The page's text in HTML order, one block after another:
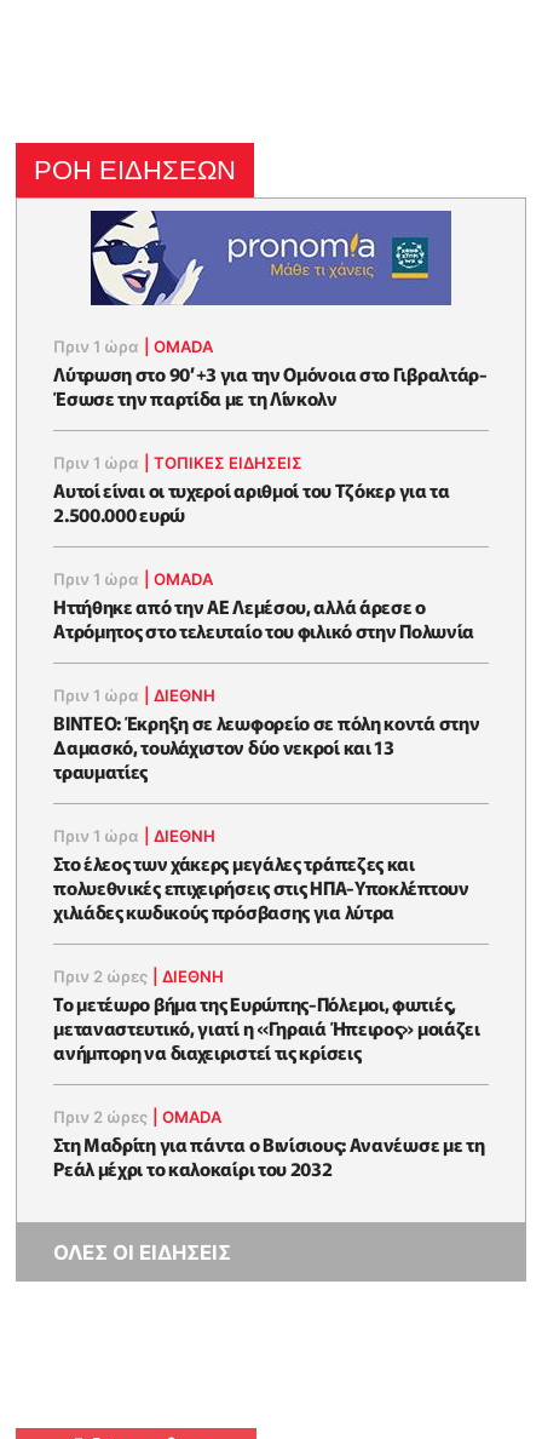
ΡΟΗ ΕΙΔΗΣΕΩΝ
Πριν 1 ώρα |OMADA
Λύτρωση στο 90’+3 για την Ομόνοια στο Γιβραλτάρ-
Έσωσε την παρτίδα με τη Λίνκολν
Πριν 1 ώρα |ΤΟΠΙΚΕΣ ΕΙΔΗΣΕΙΣ
Αυτοί είναι οι τυχεροί αριθμοί του Τζόκερ για τα
2.500.000 ευρώ
Πριν 1 ώρα |OMADA
Ηττήθηκε από την ΑΕ Λεμέσου, αλλά άρεσε ο
Ατρόμητος στο τελευταίο του φιλικό στην Πολωνία
Πριν 1 ώρα |ΔΙΕΘΝΗ
ΒΙΝΤΕΟ: Έκρηξη σε λεωφορείο σε πόλη κοντά στην
Δαμασκό, τουλάχιστον δύο νεκροί και 13
τραυματίες
Πριν 1 ώρα |ΔΙΕΘΝΗ
Στο έλεος των χάκερς μεγάλες τράπεζες και
πολυεθνικές επιχειρήσεις στις ΗΠΑ-Υποκλέπτουν
χιλιάδες κωδικούς πρόσβασης για λύτρα
Πριν 2 ώρες |ΔΙΕΘΝΗ
Το μετέωρο βήμα της Ευρώπης-Πόλεμοι, φωτιές,
μεταναστευτικό, γιατί η «Γηραιά Ήπειρος» μοιάζει
ανήμπορη να διαχειριστεί τις κρίσεις
Πριν 2 ώρες |OMADA
Στη Μαδρίτη για πάντα ο Βινίσιους: Ανανέωσε με τη
Ρεάλ μέχρι το καλοκαίρι του 2032
ΟΛΕΣ ΟΙ ΕΙΔΗΣΕΙΣ